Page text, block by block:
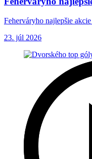
Feherváryho najlepšie
23. júl 2026